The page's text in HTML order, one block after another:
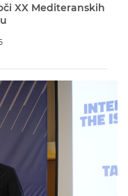
XX Mediteranskih